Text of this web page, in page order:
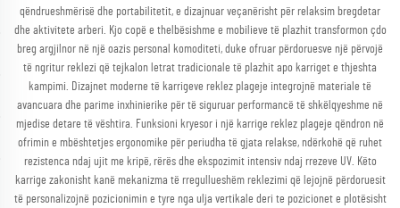
qëndrueshmërisë dhe portabilitetit, e dizajnuar veçanërisht për relaksim bregdetar
dhe aktivitete arberi. Kjo copë e thelbësishme e mobilieve të plazhit transformon çdo
breg argjilnor në një oazis personal komoditeti, duke ofruar përdoruesve një përvojë
të ngritur reklezi që tejkalon letrat tradicionale të plazhit apo karriget e thjeshta
kampimi. Dizajnet moderne të karrigeve reklez plageje integrojnë materiale të
avancuara dhe parime inxhinierike për të siguruar performancë të shkëlqyeshme në
mjedise detare të vështira. Funksioni kryesor i një karrige reklez plageje qëndron në
ofrimin e mbështetjes ergonomike për periudha të gjata relakse, ndërkohë që ruhet
rezistenca ndaj ujit me kripë, rërës dhe ekspozimit intensiv ndaj rrezeve UV. Këto
karrige zakonisht kanë mekanizma të rregullueshëm reklezimi që lejojnë përdoruesit
të personalizojnë pozicionimin e tyre nga ulja vertikale deri te pozicionet e plotësisht